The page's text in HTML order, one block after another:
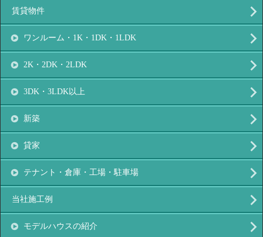
賃貸物件
ワンルーム・1K・1DK・1LDK
2K・2DK・2LDK
3DK・3LDK以上
新築
貸家
テナント・倉庫・工場・駐車場
当社施工例
モデルハウスの紹介